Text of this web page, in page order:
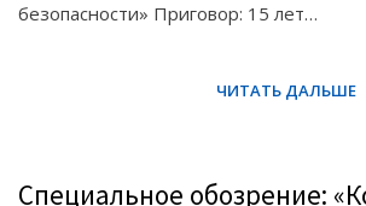
безопасности» Приговор: 15 лет…
Специальное обозрение: